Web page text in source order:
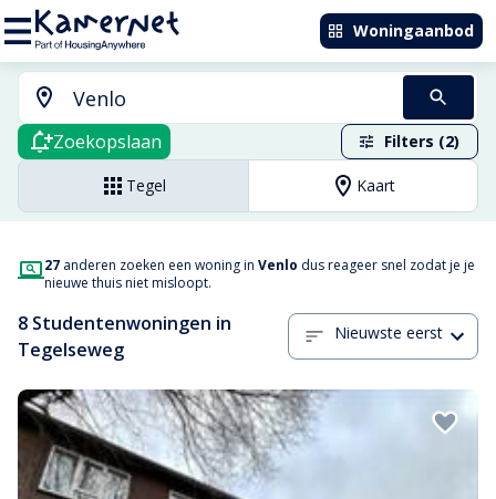
Woningaanbod
Zoekopslaan Filters (2)
Tegel Kaart
27 anderen zoeken een woning in Venlo dus reageer snel zodat je je
nieuwe thuis niet misloopt.
8 Studentenwoningen in
Tegelseweg
Nieuwste eerst